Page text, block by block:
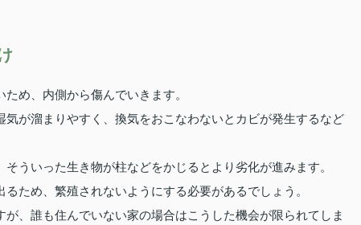
め、内側から傷んでいきます。
が溜まりやすく、換気をおこなわないとカビが発生するなど
ういった生き物が柱などをかじるとより劣化が進みます。
ため、繁殖されないようにする必要があるでしょう。
、誰も住んでいない家の場合はこうした機会が限られてしま